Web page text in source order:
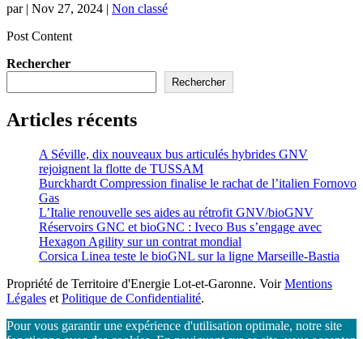
par | Nov 27, 2024 | Non classé
Post Content
Rechercher
Rechercher
Articles récents
A Séville, dix nouveaux bus articulés hybrides GNV
rejoignent la flotte de TUSSAM
Burckhardt Compression finalise le rachat de l’italien Fornovo
Gas
L’Italie renouvelle ses aides au rétrofit GNV/bioGNV
Réservoirs GNC et bioGNC : Iveco Bus s’engage avec
Hexagon Agility sur un contrat mondial
Corsica Linea teste le bioGNL sur la ligne Marseille-Bastia
Propriété de Territoire d'Energie Lot-et-Garonne. VoirMentions
Légales et Politique de Confidentialité.
Pour vous garantir une expérience d'utilisation optimale, notre site